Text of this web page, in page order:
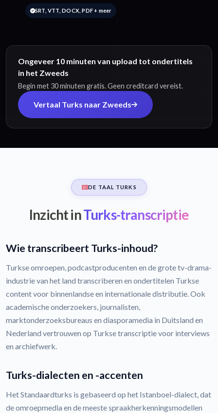
SRT, VTT, DOCX, PDF + meer
Ongeveer 10 minuten van upload tot ondertitels
in het Zweeds
Begin met 30 minuten gratis. Geen creditcard vereist.
Vertaal Turks naar Zweeds
DE TAAL TURKS
Inzicht inTurks-transcriptie
Wie transcribeert Turks-inhoud?
Turkse omroepen, podcastproducenten en de grote tv-drama-
industrie van het land transcriberen en ondertitelen Turkse
content voor binnenlandse en internationale distributie. Ook
academische onderzoekers, journalisten,
marktonderzoeksbureaus en diasporamedia in Duitsland en
Nederland vertrouwen op Turkse transcriptie voor interviews
en archiefwerk.
Turks-dialecten en -accenten
Het Standaardturks is gebaseerd op het Istanboel-dialect, dat
de omroepmedia en de meeste spraakherkenningsmodellen